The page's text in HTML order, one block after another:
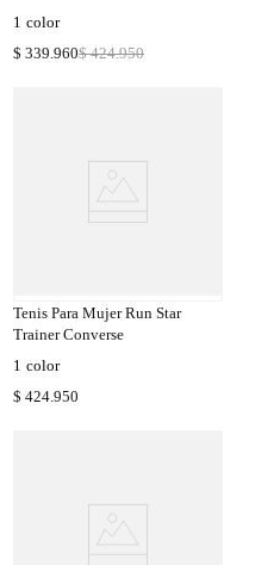
1 color
$ 424.950
$ 339.960
Tenis Para Mujer Run Star
Trainer Converse
1 color
$ 424.950